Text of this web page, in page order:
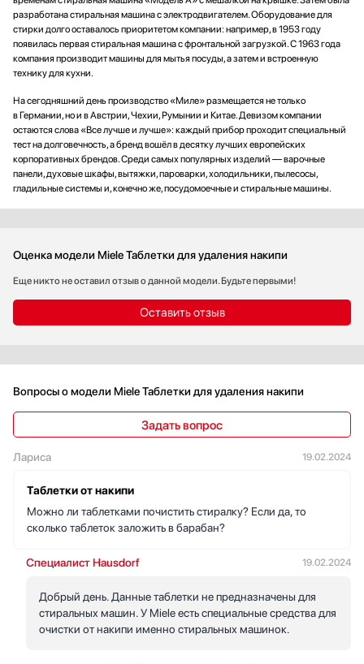
разработана стиральная машина с электродвигателем. Оборудование для
стирки долго оставалось приоритетом компании: например, в 1953 году
появилась первая стиральная машина с фронтальной загрузкой. С 1963 года
компания производит машины для мытья посуды, а затем и встроенную
технику для кухни.
На сегодняшний день производство «Миле» размещается не только
в Германии, но и в Австрии, Чехии, Румынии и Китае. Девизом компании
остаются слова «Все лучше и лучше»: каждый прибор проходит специальный
тест на долговечность, а бренд вошёл в десятку лучших европейских
корпоративных брендов. Среди самых популярных изделий — варочные
панели, духовые шкафы, вытяжки, пароварки, холодильники, пылесосы,
гладильные системы и, конечно же, посудомоечные и стиральные машины.
Оценка модели Miele Таблетки для удаления накипи
Еще никто не оставил отзыв о данной модели. Будьте первыми!
Оставить отзыв
Вопросы о модели Miele Таблетки для удаления накипи
Задать вопрос
Лариса 19.02.2024
Таблетки от накипи
Можно ли таблетками почистить стиралку? Если да, то
сколько таблеток заложить в барабан?
Специалист Hausdorf 19.02.2024
Добрый день. Данные таблетки не предназначены для
стиральных машин. У Miele есть специальные средства для
очистки от накипи именно стиральных машинок.